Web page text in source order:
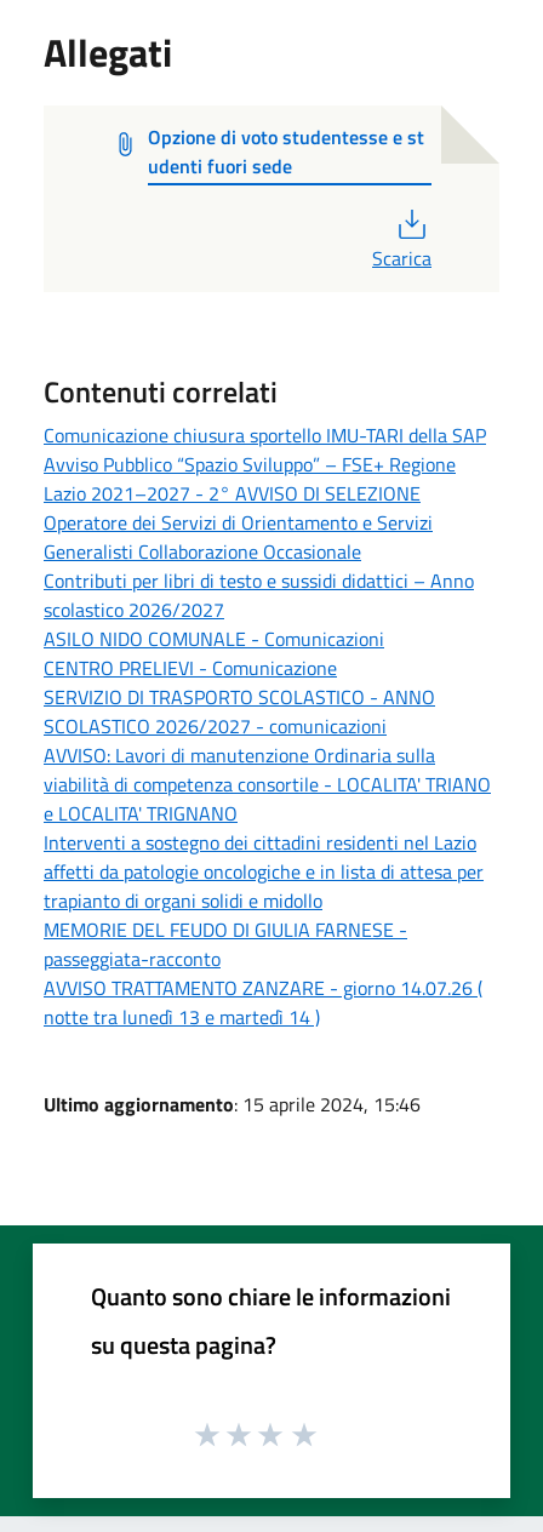
Allegati
Opzione di voto studentesse e st
udenti fuori sede
Scarica
Contenuti correlati
Comunicazione chiusura sportello IMU-TARI della SAP
Avviso Pubblico “Spazio Sviluppo” – FSE+ Regione
Lazio 2021–2027 - 2° AVVISO DI SELEZIONE
Operatore dei Servizi di Orientamento e Servizi
Generalisti Collaborazione Occasionale
Contributi per libri di testo e sussidi didattici – Anno
scolastico 2026/2027
ASILO NIDO COMUNALE - Comunicazioni
CENTRO PRELIEVI - Comunicazione
SERVIZIO DI TRASPORTO SCOLASTICO - ANNO
SCOLASTICO 2026/2027 - comunicazioni
AVVISO: Lavori di manutenzione Ordinaria sulla
viabilità di competenza consortile - LOCALITA' TRIANO
e LOCALITA' TRIGNANO
Interventi a sostegno dei cittadini residenti nel Lazio
affetti da patologie oncologiche e in lista di attesa per
trapianto di organi solidi e midollo
MEMORIE DEL FEUDO DI GIULIA FARNESE -
passeggiata-racconto
AVVISO TRATTAMENTO ZANZARE - giorno 14.07.26 (
notte tra lunedì 13 e martedì 14 )
Ultimo aggiornamento: 15 aprile 2024, 15:46
Quanto sono chiare le informazioni
su questa pagina?